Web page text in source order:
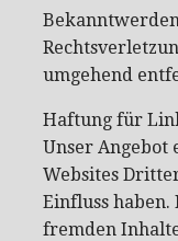
umgehend
Haftung für
Unser Angebot
Websites
Einfluss
fremden